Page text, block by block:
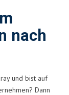
nach
und bist auf
Dann